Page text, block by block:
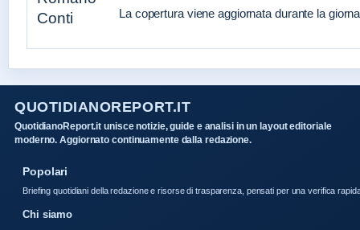
La copertura viene aggiornata durante la
QUOTIDIANOREPORT.IT
QuotidianoReport.it unisce notizie, guide e analisi in un layout editoriale
moderno. Aggiornato continuamente dalla redazione.
Popolari
Briefing quotidiani della redazione e risorse di trasparenza, pensati per una verifica
Chi siamo